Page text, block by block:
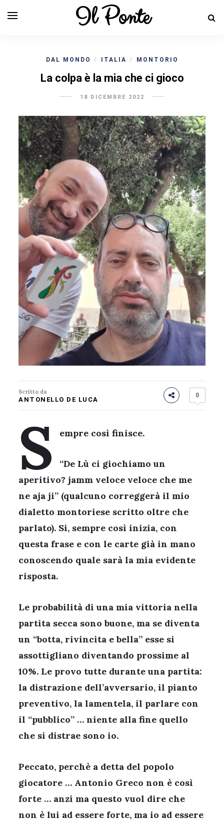
Il Ponte
DAL MONDO / ITALIA / MONTORIO
La colpa è la mia che ci gioco
18 DICEMBRE 2022
Scritto da
ANTONELLO DE LUCA
0
S empre così finisce.
“De Lù ci giochiamo un
aperitivo? jamm veloce veloce che me
ne aja ji” (qualcuno correggerà il mio
dialetto montoriese scritto oltre che
parlato). Si, sempre così inizia, con
questa frase e con le carte già in mano
conoscendo quale sarà la mia evidente
risposta.
Le probabilità di una mia vittoria nella
partita secca sono buone, ma se diventa
un “botta, rivincita e bella” esse si
assottigliano diventando prossime al
10%. Le provo tutte durante una partita:
la distrazione dell’avversario, il pianto
preventivo, la lamentela, il parlare con
il “pubblico” … niente alla fine quello
che si distrae sono io.
Peccato, perchè a detta del popolo
giocatore … Antonio Greco non è così
forte … anzi ma questo vuol dire che
non è lui ad essere forte, ma io ad essere